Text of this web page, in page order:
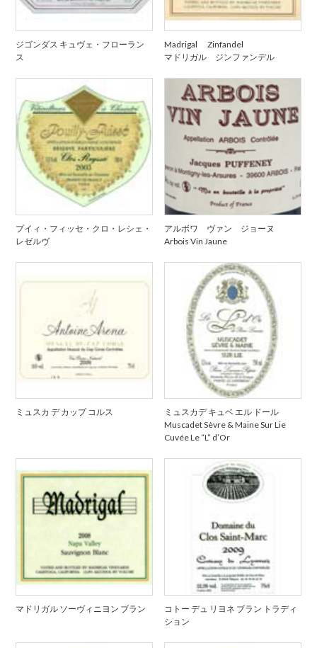
ジゴンダス キュヴェ・フローラン
ス
Madrigal Zinfandel
マドリガル ジンファンデル
プイィ・フィッセ・クロ・レシェ・
レゼルヴ
アルボワ ヴァン ジョーヌ
Arbois Vin Jaune
ミュスカ デ カップ コルス
ミュスカデ キュベ エル ドール
Muscadet Sèvre & Maine Sur Lie
Cuvée Le “L” d’Or
マドリガル ソーヴィニヨン ブラン
コトー デュ リヨネ ブラン トラディ
ション